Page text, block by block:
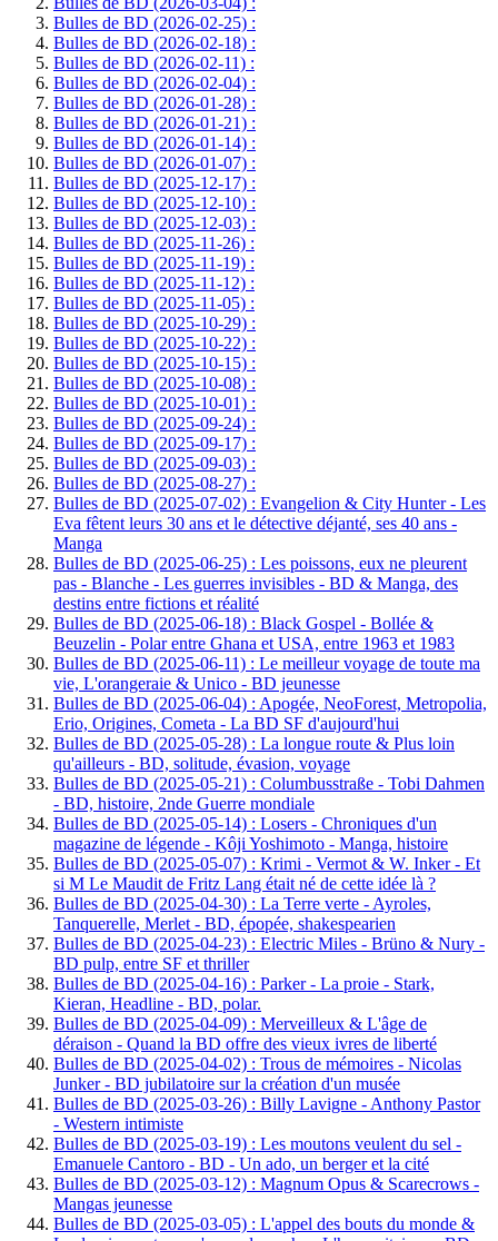
Bulles de BD (2026-02-25) :
Bulles de BD (2026-02-18) :
Bulles de BD (2026-02-11) :
Bulles de BD (2026-02-04) :
Bulles de BD (2026-01-28) :
Bulles de BD (2026-01-21) :
Bulles de BD (2026-01-14) :
Bulles de BD (2026-01-07) :
Bulles de BD (2025-12-17) :
Bulles de BD (2025-12-10) :
Bulles de BD (2025-12-03) :
Bulles de BD (2025-11-26) :
Bulles de BD (2025-11-19) :
Bulles de BD (2025-11-12) :
Bulles de BD (2025-11-05) :
Bulles de BD (2025-10-29) :
Bulles de BD (2025-10-22) :
Bulles de BD (2025-10-15) :
Bulles de BD (2025-10-08) :
Bulles de BD (2025-10-01) :
Bulles de BD (2025-09-24) :
Bulles de BD (2025-09-17) :
Bulles de BD (2025-09-03) :
Bulles de BD (2025-08-27) :
Bulles de BD (2025-07-02) : Evangelion & City Hunter - Les
Eva fêtent leurs 30 ans et le détective déjanté, ses 40 ans -
Manga
Bulles de BD (2025-06-25) : Les poissons, eux ne pleurent
pas - Blanche - Les guerres invisibles - BD & Manga, des
destins entre fictions et réalité
Bulles de BD (2025-06-18) : Black Gospel - Bollée &
Beuzelin - Polar entre Ghana et USA, entre 1963 et 1983
Bulles de BD (2025-06-11) : Le meilleur voyage de toute ma
vie, L'orangeraie & Unico - BD jeunesse
Bulles de BD (2025-06-04) : Apogée, NeoForest, Metropolia,
Erio, Origines, Cometa - La BD SF d'aujourd'hui
Bulles de BD (2025-05-28) : La longue route & Plus loin
qu'ailleurs - BD, solitude, évasion, voyage
Bulles de BD (2025-05-21) : Columbusstraße - Tobi Dahmen
- BD, histoire, 2nde Guerre mondiale
Bulles de BD (2025-05-14) : Losers - Chroniques d'un
magazine de légende - Kôji Yoshimoto - Manga, histoire
Bulles de BD (2025-05-07) : Krimi - Vermot & W. Inker - Et
si M Le Maudit de Fritz Lang était né de cette idée là ?
Bulles de BD (2025-04-30) : La Terre verte - Ayroles,
Tanquerelle, Merlet - BD, épopée, shakespearien
Bulles de BD (2025-04-23) : Electric Miles - Brüno & Nury -
BD pulp, entre SF et thriller
Bulles de BD (2025-04-16) : Parker - La proie - Stark,
Kieran, Headline - BD, polar.
Bulles de BD (2025-04-09) : Merveilleux & L'âge de
déraison - Quand la BD offre des vieux ivres de liberté
Bulles de BD (2025-04-02) : Trous de mémoires - Nicolas
Junker - BD jubilatoire sur la création d'un musée
Bulles de BD (2025-03-26) : Billy Lavigne - Anthony Pastor
- Western intimiste
Bulles de BD (2025-03-19) : Les moutons veulent du sel -
Emanuele Cantoro - BD - Un ado, un berger et la cité
Bulles de BD (2025-03-12) : Magnum Opus & Scarecrows -
Mangas jeunesse
Bulles de BD (2025-03-05) : L'appel des bouts du monde &